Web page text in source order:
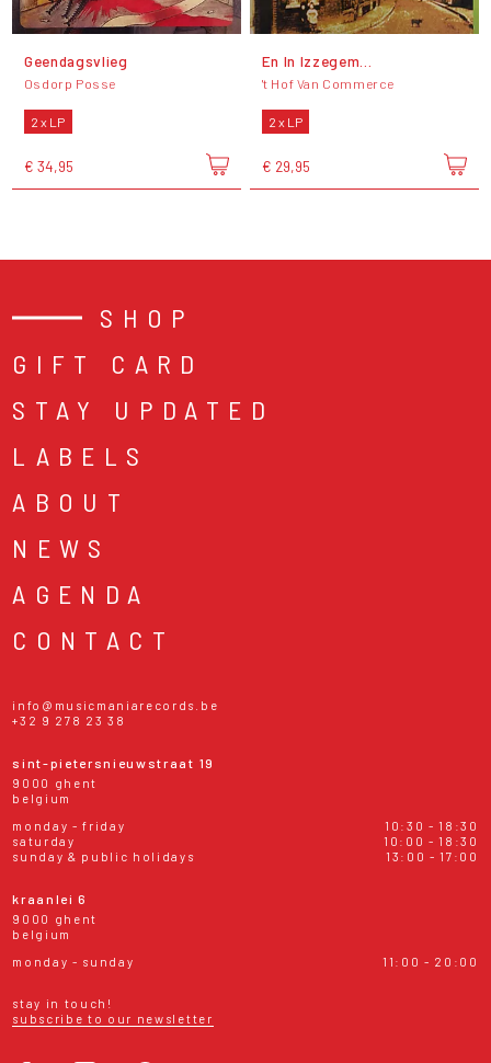
Geendagsvlieg
Osdorp Posse
2 x LP
€ 34,95
En In Izzegem...
't Hof Van Commerce
2 x LP
€ 29,95
SHOP
GIFT CARD
STAY UPDATED
LABELS
ABOUT
NEWS
AGENDA
CONTACT
info@musicmaniarecords.be
+32 9 278 23 38
sint-pietersnieuwstraat 19
9000 ghent
belgium
monday - friday
10:30 - 18:30
saturday
10:00 - 18:30
sunday & public holidays
13:00 - 17:00
kraanlei 6
9000 ghent
belgium
monday - sunday
11:00 - 20:00
stay in touch!
subscribe to our newsletter